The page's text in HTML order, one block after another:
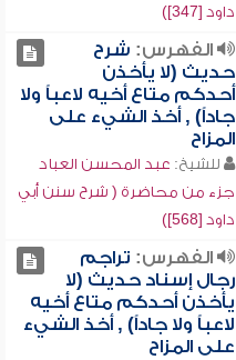
داود [347])
الفهرس: شرح
حديث (لا يأخذن
أحدكم متاع أخيه لاعباً ولا
جاداً) , أخذ الشيء على
المزاح
للشيخ: عبد المحسن العباد
جزء من محاضرة ( شرح سنن أبي
داود [568])
الفهرس: تراجم
رجال إسناد حديث (لا
يأخذن أحدكم متاع أخيه
لاعباً ولا جاداً) , أخذ الشيء
على المزاح